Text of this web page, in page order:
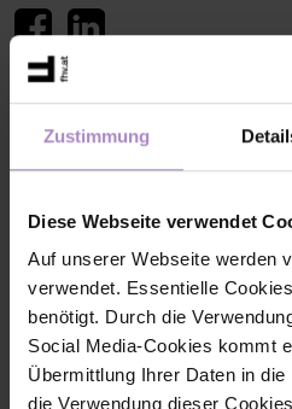
Zustimmung
Diese Webseite verwendet
Auf unserer Webseite werden
verwendet. Essentielle
benötigt. Durch die
Social Media-Cookies kommt
Übermittlung Ihrer Daten in
die Verwendung dieser
More events